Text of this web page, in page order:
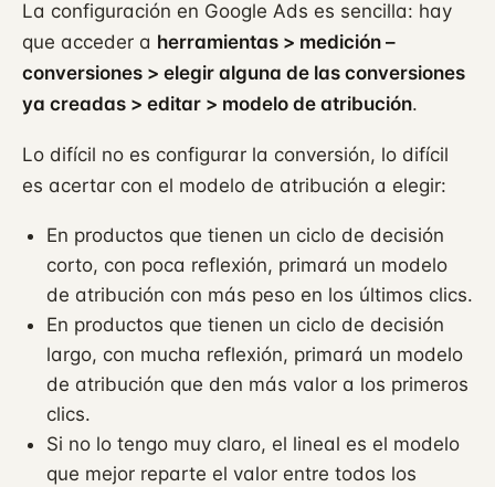
La configuración en Google Ads es sencilla: hay
que acceder a herramientas > medición –
conversiones > elegir alguna de las conversiones
ya creadas > editar > modelo de atribución.
Lo difícil no es configurar la conversión, lo difícil
es acertar con el modelo de atribución a elegir:
En productos que tienen un ciclo de decisión
corto, con poca reflexión, primará un modelo
de atribución con más peso en los últimos clics.
En productos que tienen un ciclo de decisión
largo, con mucha reflexión, primará un modelo
de atribución que den más valor a los primeros
clics.
Si no lo tengo muy claro, el lineal es el modelo
que mejor reparte el valor entre todos los